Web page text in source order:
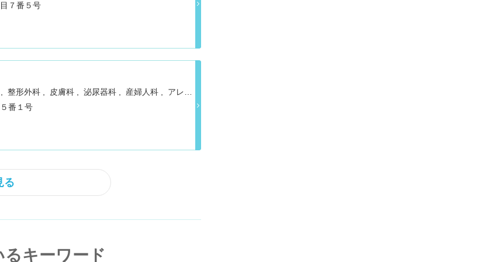
７番５号
整形外科 皮膚科 泌尿器科 産婦人科
アレル
外科
番１号
る
キーワード